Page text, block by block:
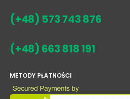
(+48) 573 743 876
(+48) 663 818 191
METODY PŁATNOŚCI